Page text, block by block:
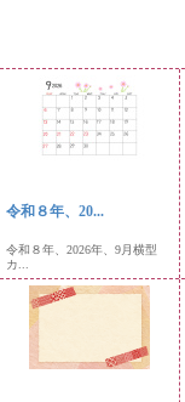
令和８年、20...
令和８年、2026年、9月横型
カ...